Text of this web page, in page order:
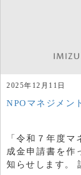
2025年12月11日
NPOマネジメン
「令和７年度
成金申請書を作
知らせします。